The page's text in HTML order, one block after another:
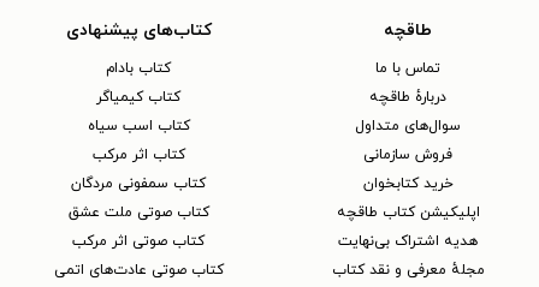
طاقچه
تماس با ما
دربارهٔ طاقچه
سوال‌های متداول
فروش سازمانی
خرید کتابخوان
اپلیکیشن کتاب طاقچه
هدیه اشتراک بی‌نهایت
مجلهٔ معرفی و نقد کتاب
کتاب‌های پیشنهادی
کتاب بادام
کتاب کیمیاگر
کتاب اسب سیاه
کتاب اثر مرکب
کتاب سمفونی مردگان
کتاب صوتی ملت عشق
کتاب صوتی اثر مرکب
کتاب صوتی عادت‌های اتمی